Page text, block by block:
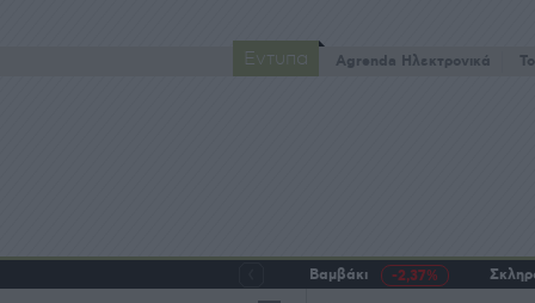
Έντυπα Agrenda Ηλεκτρονικά
Βαμβάκι -2,37%